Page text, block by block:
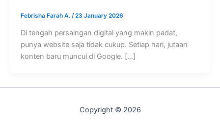
Febrisha Farah A. /23 January 2026
Di tengah persaingan digital yang makin padat,
punya website saja tidak cukup. Setiap hari, jutaan
konten baru muncul di Google. […]
Copyright © 2026